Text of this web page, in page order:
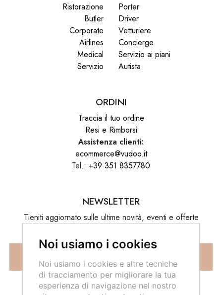
Noi usiamo i cookies
Noi usiamo i cookies e altre tecniche
di tracciamento per migliorare la tua
esperienza di navigazione nel nostro
Ristorazione
Butler
Corporate
Airlines
Medical
Servizio
Porter
Driver
Vetturiere
Concierge
Servizio ai piani
Autista
ORDINI
Traccia il tuo ordine
Resi e Rimborsi
Assistenza clienti:
ecommerce@vudoo.it
Tel.: +39 351 8357780
NEWSLETTER
Tieniti aggiornato sulle ultime novità, eventi e offerte